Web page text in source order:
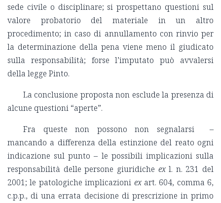
sede civile o disciplinare; si prospettano questioni sul
valore probatorio del materiale in un altro
procedimento; in caso di annullamento con rinvio per
la determinazione della pena viene meno il giudicato
sulla responsabilità; forse l’imputato può avvalersi
della legge Pinto.
La conclusione proposta non esclude la presenza di
alcune questioni “aperte”.
Fra queste non possono non segnalarsi –
mancando a differenza della estinzione del reato ogni
indicazione sul punto – le possibili implicazioni sulla
responsabilità delle persone giuridiche exl. n. 231 del
2001; le patologiche implicazioni exart. 604, comma 6,
c.p.p., di una errata decisione di prescrizione in primo